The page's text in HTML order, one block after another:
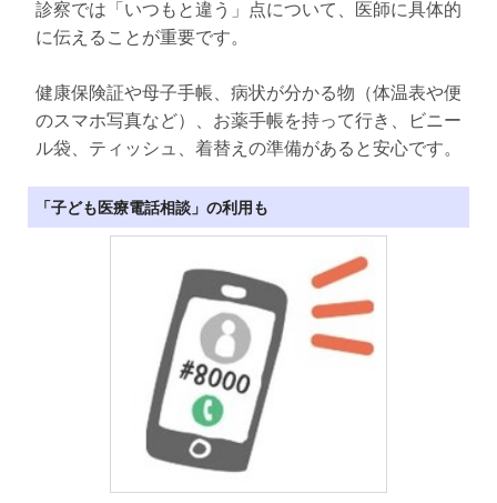
診察では「いつもと違う」点について、医師に具体的
に伝えることが重要です。
健康保険証や母子手帳、病状が分かる物（体温表や便
のスマホ写真など）、お薬手帳を持って行き、ビニー
ル袋、ティッシュ、着替えの準備があると安心です。
「子ども医療電話相談」の利用も